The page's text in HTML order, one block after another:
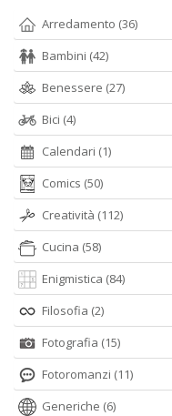
Arredamento (36)
Bambini (42)
Benessere (27)
Bici (4)
Calendari (1)
Comics (50)
Creatività (112)
Cucina (58)
Enigmistica (84)
Filosofia (2)
Fotografia (15)
Fotoromanzi (11)
Generiche (6)